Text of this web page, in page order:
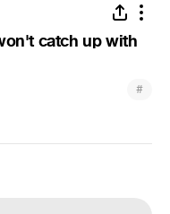
catch up with
#